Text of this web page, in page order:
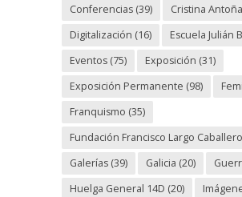
Conferencias(39) Cristina
Digitalización (16) Escuela Julián
Eventos(75) Exposición (31)
Exposición Permanente (98)
Franquismo (35)
Fundación Francisco Largo Caballero
Galerías(39) Galicia (20)
Huelga General 14D (20)